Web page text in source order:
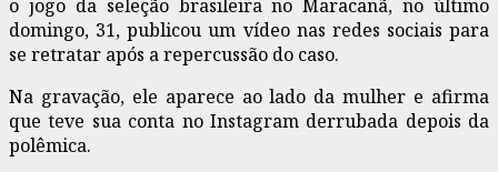
o jogo da seleção brasileira no Maracanã, no último
domingo, 31, publicou um vídeo nas redes sociais para
se retratar após a repercussão do caso.
Na gravação, ele aparece ao lado da mulher e afirma
que teve sua conta no Instagram derrubada depois da
polêmica.